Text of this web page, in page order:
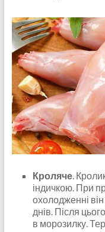
Кроляче.
індичкою. При
охолодженні
днів. Після
в морозилку.